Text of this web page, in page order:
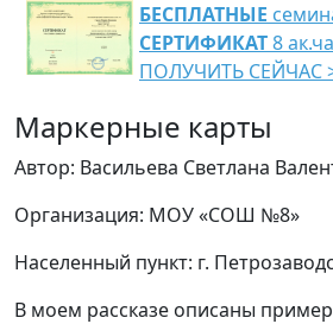
БЕСПЛАТНЫЕ
СЕРТИФИКАТ8
ПОЛУЧИТЬ СЕЙЧАС
Маркерные карты
Автор: Васильева Светлана
Организация: МОУ «СОШ №8»
Населенный пункт: г.
В моем рассказе описаны